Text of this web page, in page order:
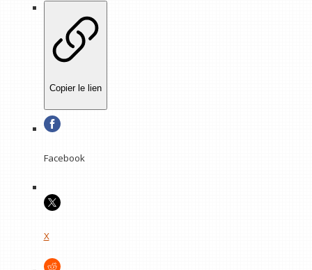
Copier le lien
Facebook
X